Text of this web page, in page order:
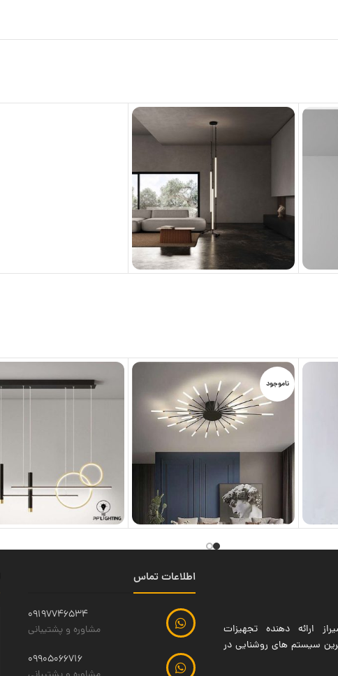
ناموجود
ارائه دهنده تجهیزات
سیستم های روشنایی در
اطلاعات تماس
09197746534
مشاوره و پشتیبانی
09905066716